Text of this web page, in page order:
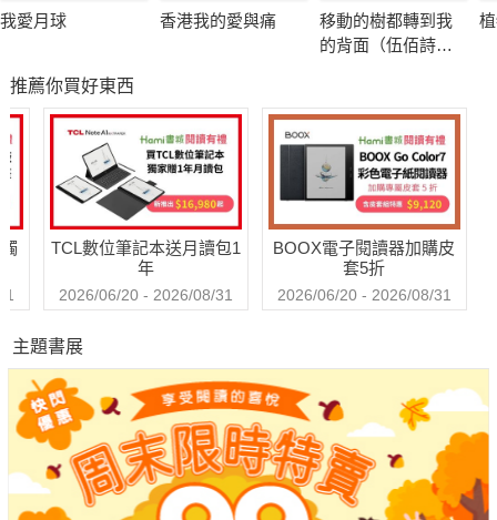
我愛月球 香港我的愛與痛
移動的樹都轉到我
的背面（伍佰詩歌
推薦你買好東西
TCL數位筆記本送月讀包1
年
2026/06/20 - 2026/08/31
BOOX電子閱讀器加購皮
套5折
2026/06/20 - 2026/08/31
主題書展